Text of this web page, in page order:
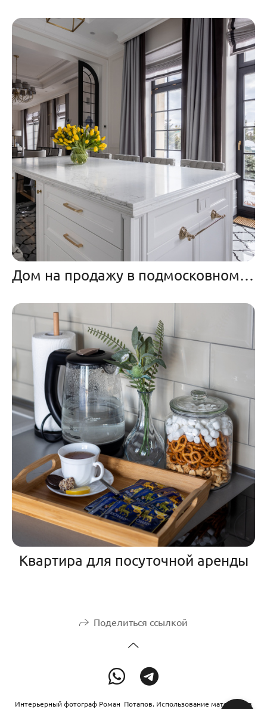
Дом на продажу в подмосковном поселке
Квартира для посуточной аренды
Поделиться ссылкой
Интерьерный фотограф Роман Потапов. Использование материалов